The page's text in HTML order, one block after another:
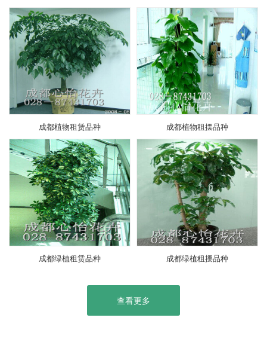
成都植物租赁品种 成都植物租摆品种
成都绿植租赁品种 成都绿植租摆品种
查看更多